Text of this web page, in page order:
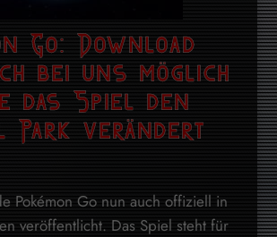
Go: Download
bei uns möglich
das Spiel den
Park verändert
Pokémon Go nun auch offiziell in
veröffentlicht. Das Spiel steht für